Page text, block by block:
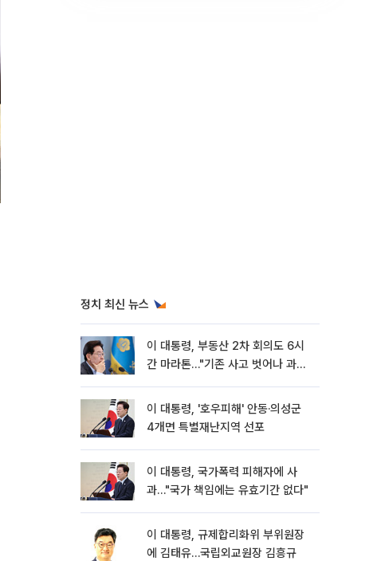
정치 최신 뉴스
이 대통령, 부동산 2차 회의도 6시
간 마라톤…"기존 사고 벗어나 과감
이 대통령, '호우피해' 안동·의성군
4개면 특별재난지역 선포
이 대통령, 국가폭력 피해자에 사
과…"국가 책임에는 유효기간 없다"
이 대통령, 규제합리화위 부위원장
에 김태유…국립외교원장 김흥규